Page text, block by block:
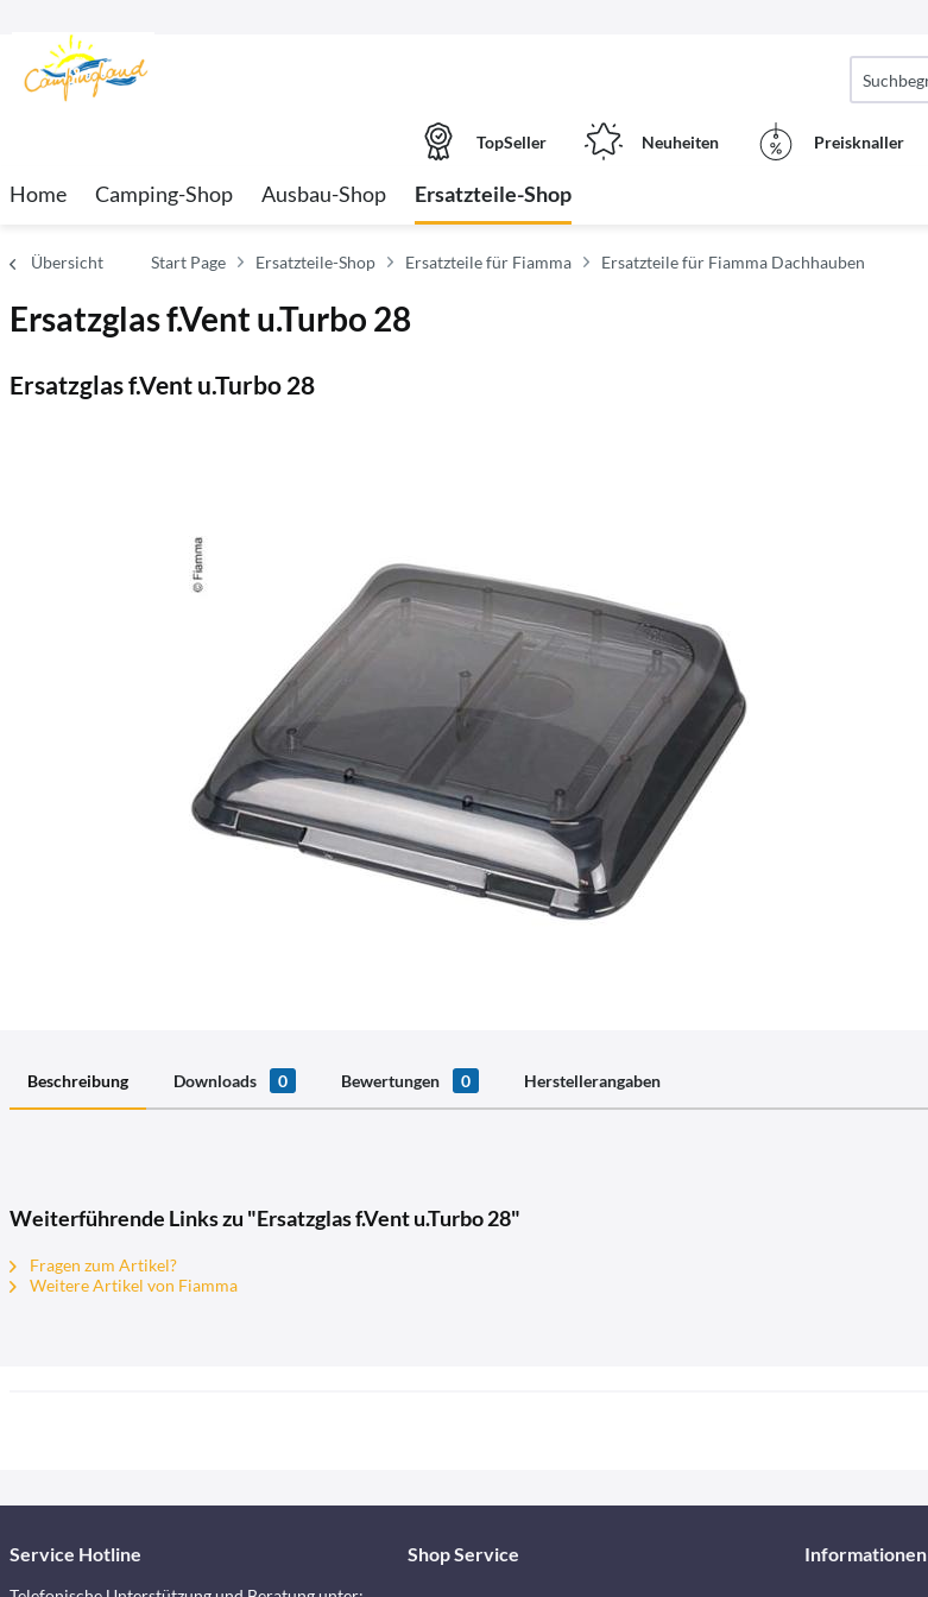
TopSeller Neuheiten Preisknaller
Home Camping-Shop Ausbau-Shop Ersatzteile-Shop
Übersicht Start Page Ersatzteile-Shop Ersatzteile für Fiamma Ersatzteile für Fiamma Dachhauben
Ersatzglas f.Vent u.Turbo 28
Ersatzglas f.Vent u.Turbo 28
Beschreibung Downloads 0 Bewertungen 0 Herstellerangaben
Weiterführende Links zu "Ersatzglas f.Vent u.Turbo 28"
Fragen zum Artikel?
Weitere Artikel von Fiamma
Service Hotline Shop Service Informationen